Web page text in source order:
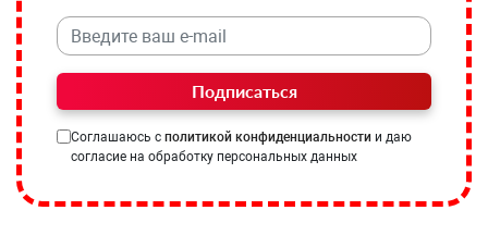
Подписаться
Соглашаюсь с политикой конфиденциальности и даю
согласие на обработку персональных данных